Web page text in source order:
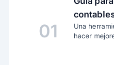
01
Una
hacer